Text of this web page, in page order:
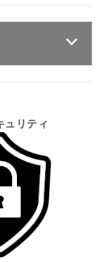
む
認を行
なご連
。
い、適
価格が
ュリティ